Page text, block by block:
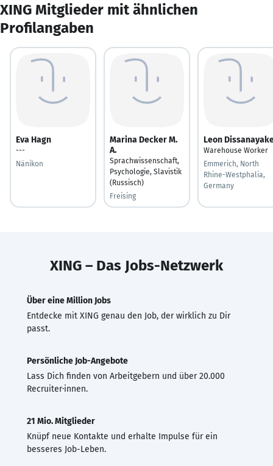
XING Mitglieder mit ähnlichen
Profilangaben
Eva Hagn
---
Nänikon
Marina Decker M.
A.
Sprachwissenschaft,
Psychologie, Slavistik
(Russisch)
Freising
Leon
Warehouse Worker
Emmerich, North
Rhine-Westphalia,
Germany
XING – Das Jobs-Netzwerk
Über eine Million Jobs
Entdecke mit XING genau den Job, der wirklich zu Dir
passt.
Persönliche Job-Angebote
Lass Dich finden von Arbeitgebern und über 20.000
Recruiter·innen.
21 Mio. Mitglieder
Knüpf neue Kontakte und erhalte Impulse für ein
besseres Job-Leben.